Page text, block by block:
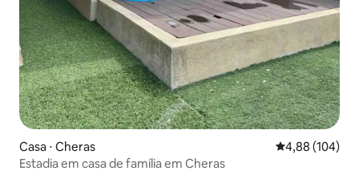
Casa ⋅ Cheras 4,88 de uma
4,88 (104)
Estadia em casa de família em Cheras